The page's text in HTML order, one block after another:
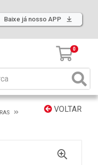
Baixe já nosso APP
0
VOLTAR